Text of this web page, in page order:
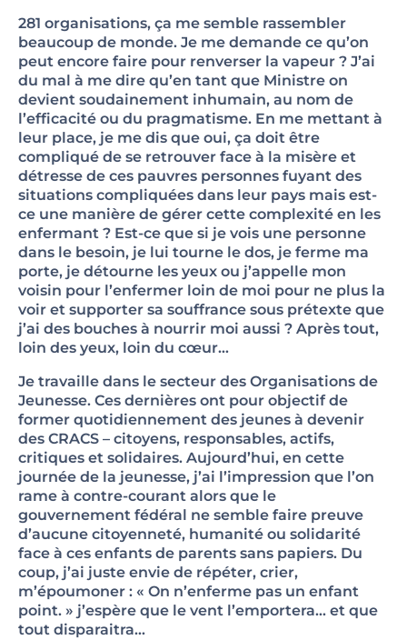
281 organisations, ça me semble rassembler
beaucoup de monde. Je me demande ce qu’on
peut encore faire pour renverser la vapeur ? J’ai
du mal à me dire qu’en tant que Ministre on
devient soudainement inhumain, au nom de
l’efficacité ou du pragmatisme. En me mettant à
leur place, je me dis que oui, ça doit être
compliqué de se retrouver face à la misère et
détresse de ces pauvres personnes fuyant des
situations compliquées dans leur pays mais est-
ce une manière de gérer cette complexité en les
enfermant ? Est-ce que si je vois une personne
dans le besoin, je lui tourne le dos, je ferme ma
porte, je détourne les yeux ou j’appelle mon
voisin pour l’enfermer loin de moi pour ne plus la
voir et supporter sa souffrance sous prétexte que
j’ai des bouches à nourrir moi aussi ? Après tout,
loin des yeux, loin du cœur…
Je travaille dans le secteur des Organisations de
Jeunesse. Ces dernières ont pour objectif de
former quotidiennement des jeunes à devenir
des CRACS – citoyens, responsables, actifs,
critiques et solidaires. Aujourd’hui, en cette
journée de la jeunesse, j’ai l’impression que l’on
rame à contre-courant alors que le
gouvernement fédéral ne semble faire preuve
d’aucune citoyenneté, humanité ou solidarité
face à ces enfants de parents sans papiers. Du
coup, j’ai juste envie de répéter, crier,
m’époumoner : « On n’enferme pas un enfant
point. » j’espère que le vent l’emportera… et que
tout disparaitra…